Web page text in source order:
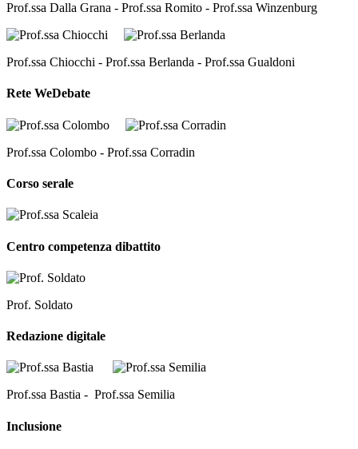
Prof.ssa Dalla Grana - Prof.ssa Romito - Prof.ssa Winzenburg
Prof.ssa Chiocchi - Prof.ssa Berlanda - Prof.ssa Gualdoni
Rete WeDebate
Prof.ssa Colombo - Prof.ssa Corradin
Corso serale
Centro competenza dibattito
Prof. Soldato
Redazione digitale
Prof.ssa Bastia - Prof.ssa Semilia
Inclusione